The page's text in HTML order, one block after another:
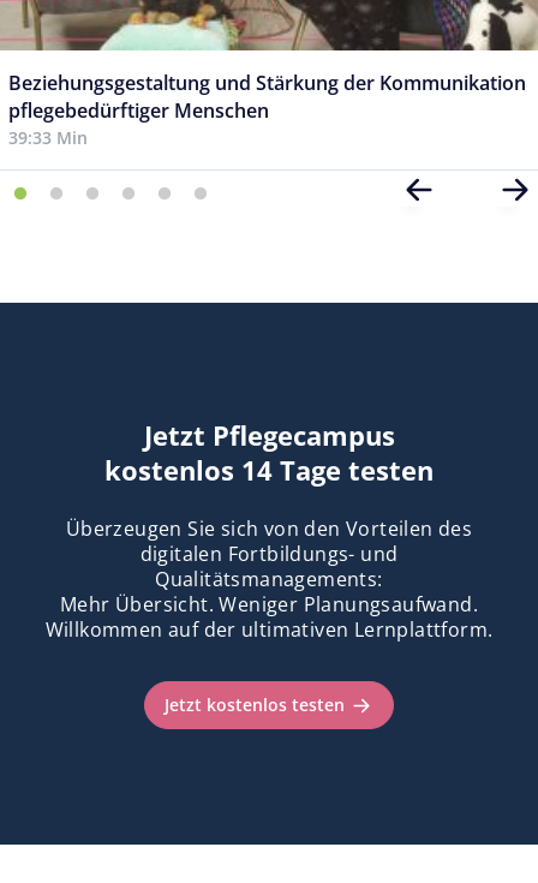
Beziehungsgestaltung und Stärkung der Kommunikation
pflegebedürftiger Menschen
39:33 Min
Jetzt Pflegecampus
kostenlos 14 Tage testen
Überzeugen Sie sich von den Vorteilen des
digitalen Fortbildungs- und
Qualitätsmanagements:
Mehr Übersicht. Weniger Planungsaufwand.
Willkommen auf der ultimativen Lernplattform.
Jetzt kostenlos testen